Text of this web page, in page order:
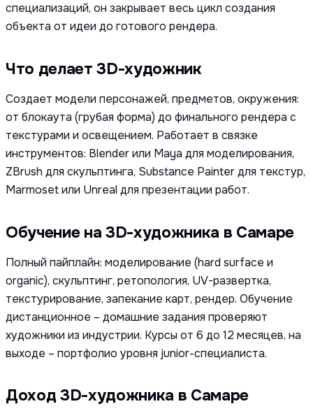
специализаций, он закрывает весь цикл создания
объекта от идеи до готового рендера.
Что делает 3D-художник
Создает модели персонажей, предметов, окружения:
от блокаута (грубая форма) до финального рендера с
текстурами и освещением. Работает в связке
инструментов: Blender или Maya для моделирования,
ZBrush для скульптинга, Substance Painter для текстур,
Marmoset или Unreal для презентации работ.
Обучение на 3D-художника в Самаре
Полный пайплайн: моделирование (hard surface и
organic), скульптинг, ретопология, UV-развертка,
текстурирование, запекание карт, рендер. Обучение
дистанционное – домашние задания проверяют
художники из индустрии. Курсы от 6 до 12 месяцев, на
выходе – портфолио уровня junior-специалиста.
Доход 3D-художника в Самаре